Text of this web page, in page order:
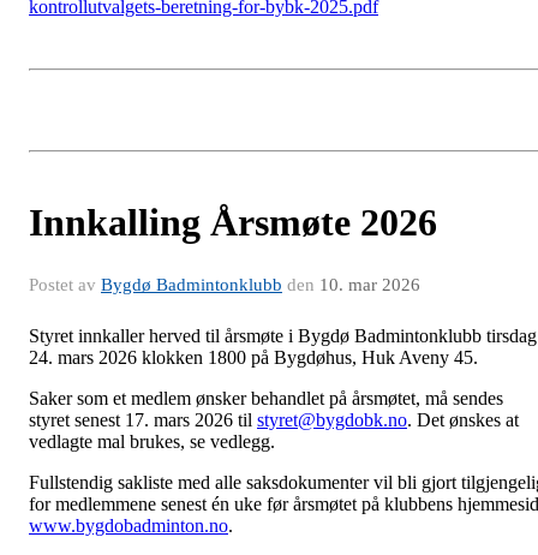
kontrollutvalgets-beretning-for-bybk-2025.pdf
Innkalling Årsmøte 2026
Postet av Bygdø Badmintonklubb den 10. mar 2026
Styret innkaller herved til årsmøte i Bygdø Badmintonklubb tirsdag
24. mars 2026 klokken 1800 på Bygdøhus, Huk Aveny 45.
Saker som et medlem ønsker behandlet på årsmøtet, må sendes
styret senest 17. mars 2026 til styret@bygdobk.no. Det ønskes at
vedlagte mal brukes, se vedlegg.
Fullstendig sakliste med alle saksdokumenter vil bli gjort
for medlemmene senest én uke før årsmøtet på klubbens
www.bygdobadminton.no.